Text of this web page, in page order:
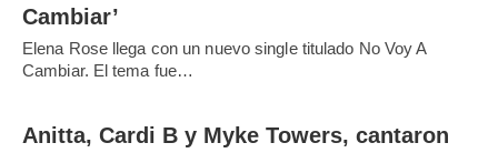
Cambiar’
Elena Rose llega con un nuevo single titulado No Voy A
Cambiar. El tema fue…
Anitta, Cardi B y Myke Towers, cantaron